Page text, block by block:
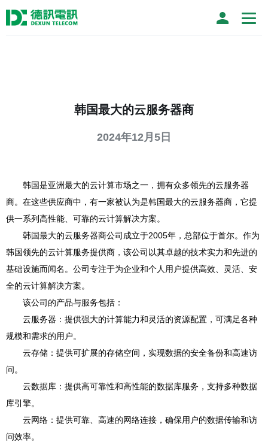
韩国最大的云服务器商
2024年12月5日
韩国是亚洲最大的云计算市场之一，拥有众多领先的云服务器
商。在这些供应商中，有一家被认为是韩国最大的云服务器商，它提
供一系列高性能、可靠的云计算解决方案。
韩国最大的云服务器商公司成立于2005年，总部位于首尔。作为
韩国领先的云计算服务提供商，该公司以其卓越的技术实力和先进的
基础设施而闻名。公司专注于为企业和个人用户提供高效、灵活、安
全的云计算解决方案。
该公司的产品与服务包括：
云服务器：提供强大的计算能力和灵活的资源配置，可满足各种
规模和需求的用户。
云存储：提供可扩展的存储空间，实现数据的安全备份和高速访
问。
云数据库：提供高可靠性和高性能的数据库服务，支持多种数据
库引擎。
云网络：提供可靠、高速的网络连接，确保用户的数据传输和访
问效率。